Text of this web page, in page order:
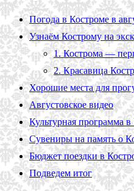
Погода в Костроме в
Узнаём Кострому на
1. Кострома —
2. Красавица
Хорошие места для
Августовское видео
Культурная программа в
Сувениры на память о
Бюджет поездки в
Подведем итог